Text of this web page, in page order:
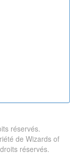
réservés.
de Wizards of
réservés.